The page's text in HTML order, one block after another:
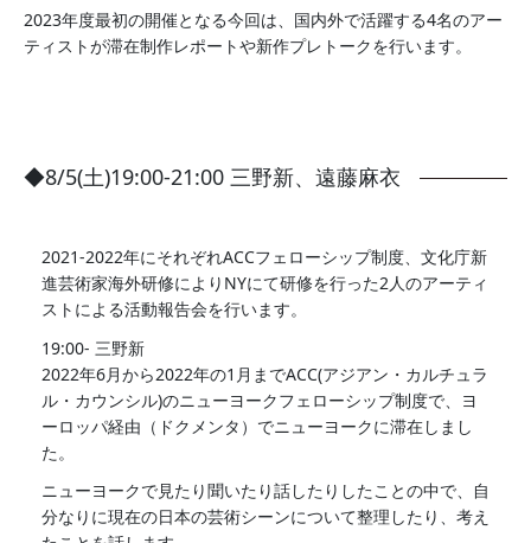
2023年度最初の開催となる今回は、国内外で活躍する4名のアー
ティストが滞在制作レポートや新作プレトークを行います。
◆8/5(土)19:00-21:00 三野新、遠藤麻衣
2021-2022年にそれぞれACCフェローシップ制度、文化庁新
進芸術家海外研修によりNYにて研修を行った2人のアーティ
ストによる活動報告会を行います。
19:00- 三野新
2022年6月から2022年の1月までACC(アジアン・カルチュラ
ル・カウンシル)のニューヨークフェローシップ制度で、ヨ
ーロッパ経由（ドクメンタ）でニューヨークに滞在しまし
た。
ニューヨークで見たり聞いたり話したりしたことの中で、自
分なりに現在の日本の芸術シーンについて整理したり、考え